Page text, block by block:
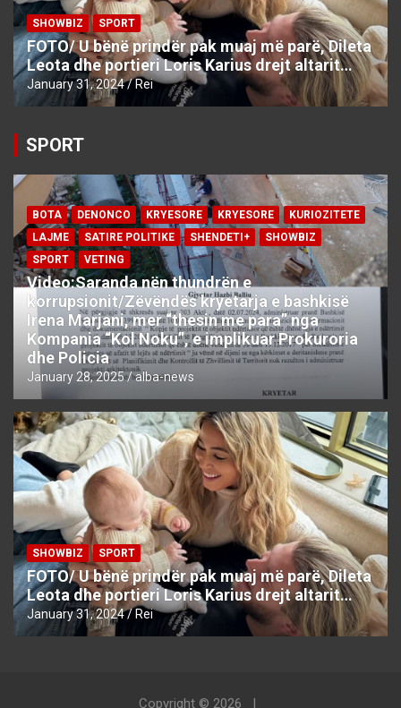
SHOWBIZ SPORT
FOTO/ U bënë prindër pak muaj më parë, Dileta
Leota dhe portieri Loris Karius drejt altarit…
January 31, 2024 Rei
SPORT
BOTA DENONCO KRYESORE KRYESORE
KURIOZITETE
LAJME
SATIRE POLITIKE SHENDETI+
SHOWBIZ
SPORT
VETING
Video:Saranda nën thundrën e
korrupsionit/Zëvëndës kryetarja e bashkisë
Irena Marjani, mer “thesin me para” nga
Kompania “Kol Noku”, e implikuar Prokuroria
dhe Policia
January 28, 2025 alba-news
SHOWBIZ SPORT
FOTO/ U bënë prindër pak muaj më parë, Dileta
Leota dhe portieri Loris Karius drejt altarit…
January 31, 2024 Rei
Copyright © 2026